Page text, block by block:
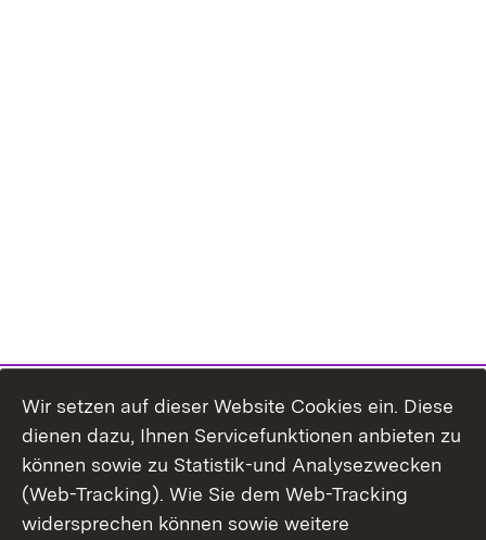
Wir setzen auf dieser Website Cookies ein. Diese
dienen dazu, Ihnen Servicefunktionen anbieten zu
können sowie zu Statistik-und Analysezwecken
(Web-Tracking). Wie Sie dem Web-Tracking
widersprechen können sowie weitere